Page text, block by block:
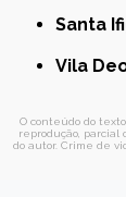
Santa
Vila
O conteúdo do
reprodução, parcial
do autor. Crime de